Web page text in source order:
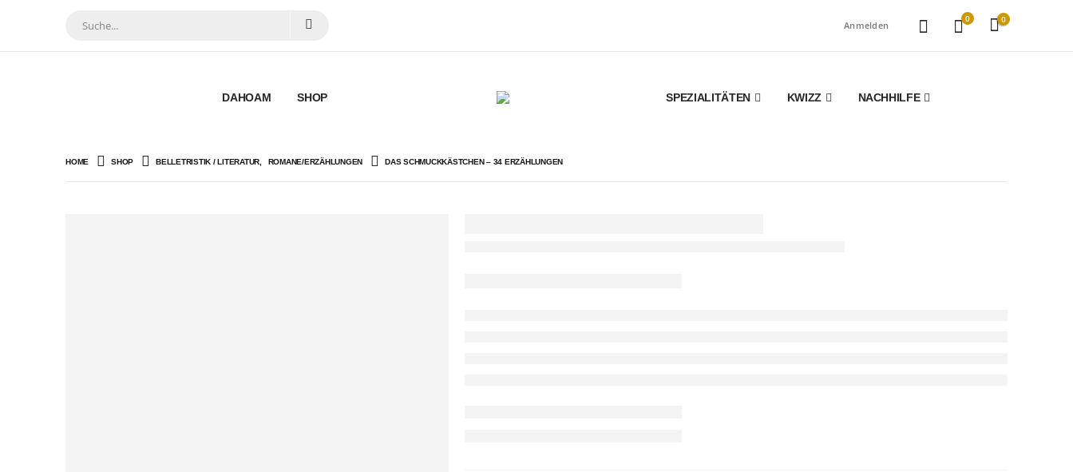
Anmelden
0 0
DAHOAM SHOP SPEZIALITÄTEN KWIZZ NACHHILFE
HOME SHOP BELLETRISTIK / LITERATUR ROMANE/ERZÄHLUNGEN DAS SCHMUCKKÄSTCHEN – 34 ERZÄHLUNGEN